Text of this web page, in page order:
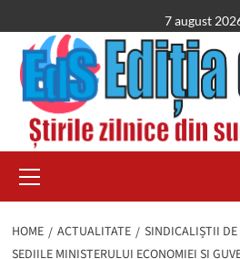
to
content
7 august
Menu
HOME ACTUALITATE
SINDICALIȘTII
SEDIILE MINISTERULUI ECONOMIEI ȘI